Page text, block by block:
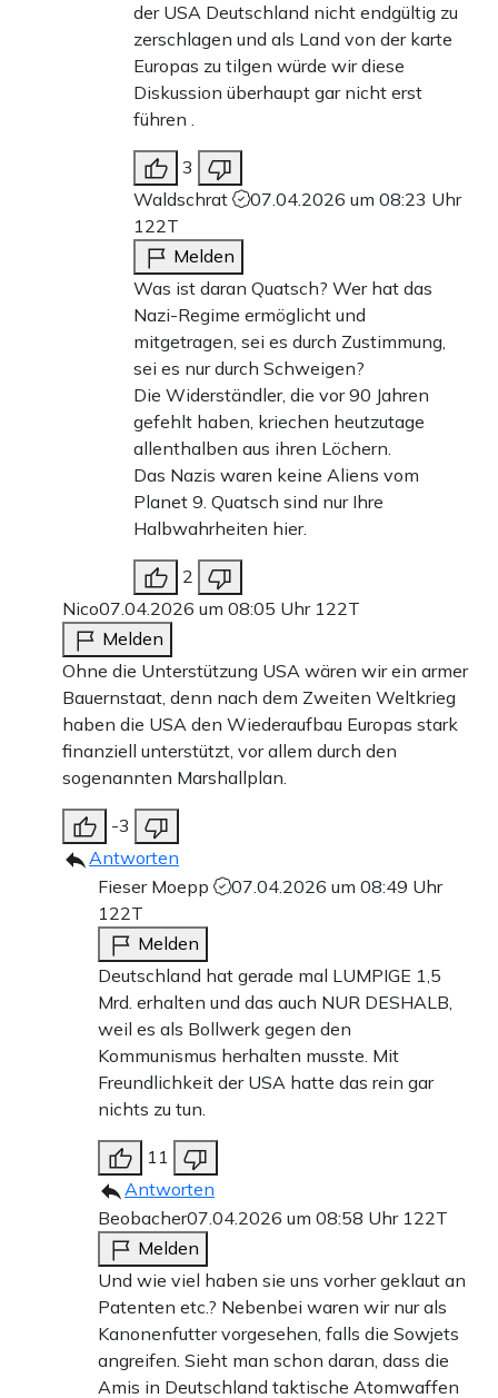
der USA Deutschland nicht endgültig zu
zerschlagen und als Land von der karte
Europas zu tilgen würde wir diese
Diskussion überhaupt gar nicht erst
führen .
3
Waldschrat
07.04.2026 um 08:23 Uhr
122T
Melden
Was ist daran Quatsch? Wer hat das
Nazi-Regime ermöglicht und
mitgetragen, sei es durch Zustimmung,
sei es nur durch Schweigen?
Die Widerständler, die vor 90 Jahren
gefehlt haben, kriechen heutzutage
allenthalben aus ihren Löchern.
Das Nazis waren keine Aliens vom
Planet 9. Quatsch sind nur Ihre
Halbwahrheiten hier.
2
Nico07.04.2026 um 08:05 Uhr 122T
Melden
Ohne die Unterstützung USA wären wir ein armer
Bauernstaat, denn nach dem Zweiten Weltkrieg
haben die USA den Wiederaufbau Europas stark
finanziell unterstützt, vor allem durch den
sogenannten Marshallplan.
-3
Antworten
Fieser Moepp
07.04.2026 um 08:49 Uhr
122T
Melden
Deutschland hat gerade mal LUMPIGE 1,5
Mrd. erhalten und das auch NUR DESHALB,
weil es als Bollwerk gegen den
Kommunismus herhalten musste. Mit
Freundlichkeit der USA hatte das rein gar
nichts zu tun.
11
Antworten
Beobacher07.04.2026 um 08:58 Uhr 122T
Melden
Und wie viel haben sie uns vorher geklaut an
Patenten etc.? Nebenbei waren wir nur als
Kanonenfutter vorgesehen, falls die Sowjets
angreifen. Sieht man schon daran, dass die
Amis in Deutschland taktische Atomwaffen